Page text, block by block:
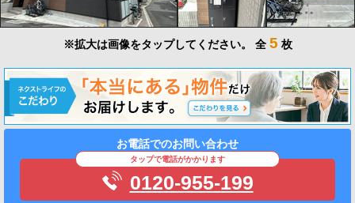
※拡大は画像をタップしてください。 全 5 枚
お電話でのお問い合わせ
タップで電話がかかります
0120-955-199